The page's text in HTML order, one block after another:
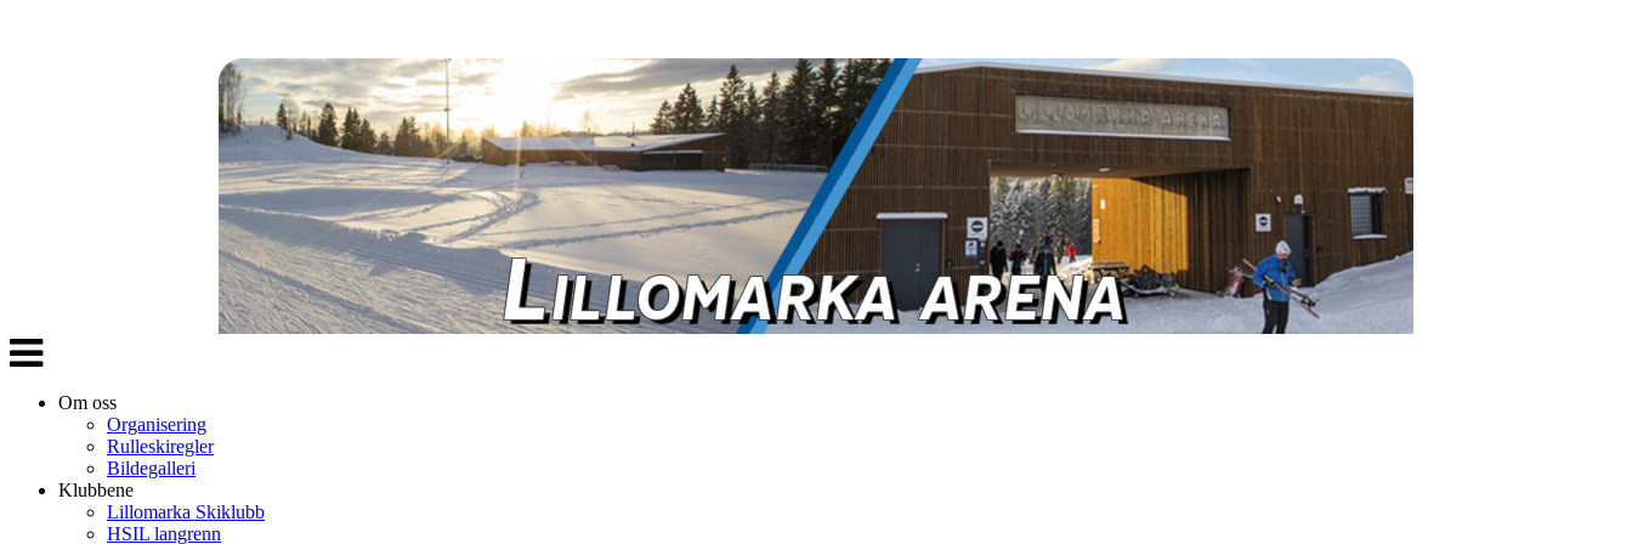
Veksle
navigasjon
Om oss
Organisering
Rulleskiregler
Bildegalleri
Klubbene
Lillomarka Skiklubb
HSIL langrenn